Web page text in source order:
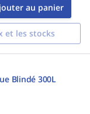
au panier
et les stocks
Blindé 300L